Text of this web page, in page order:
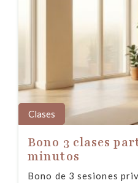
Clases
Bono 3 clases
minutos
Bono de 3 sesiones